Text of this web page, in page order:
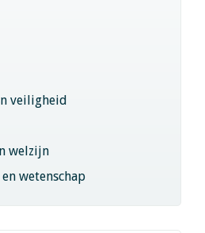
veiligheid
welzijn
wetenschap